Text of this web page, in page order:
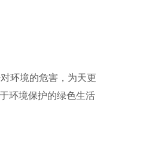
环境的危害，为天更
环境保护的绿色生活